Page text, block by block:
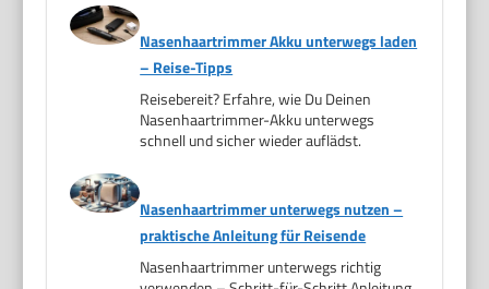
Nasenhaartrimmer Akku unterwegs laden
– Reise-Tipps
Reisebereit? Erfahre, wie Du Deinen
Nasenhaartrimmer-Akku unterwegs
schnell und sicher wieder auflädst.
Nasenhaartrimmer unterwegs nutzen –
praktische Anleitung für Reisende
Nasenhaartrimmer unterwegs richtig